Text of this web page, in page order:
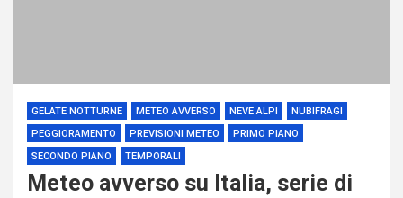
GELATE NOTTURNE METEO AVVERSO NEVE ALPI
NUBIFRAGI
PEGGIORAMENTO
PREVISIONI METEO
PRIMO PIANO
SECONDO PIANO
TEMPORALI
Meteo avverso su Italia, serie di